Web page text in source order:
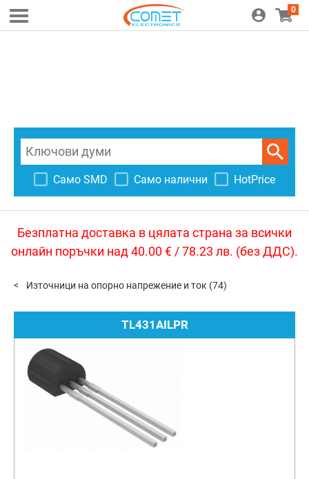
0
Само SMD Само налични HotPrice
Безплатна доставка в цялата страна за всички
онлайн поръчки над 40.00 € / 78.23 лв. (без ДДС).
Източници на опорно напрежение и ток (74)
TL431AILPR